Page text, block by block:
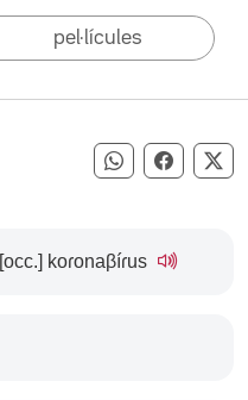
pel·lícules
Compartir
[occ.] koɾonaβíɾus